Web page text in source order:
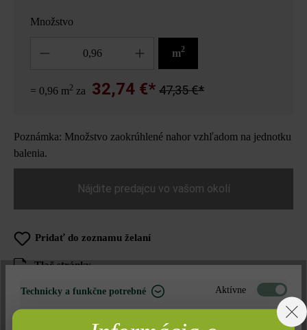
Množstvo
m2
= 0,96 m2 za 32,74 €* 47,35 €*
Poznámka: Množstvo zaokrúhlené nahor vzhľadom na jednotku
balenia.
Nájdite predajcu vo vašom okolí
Pridať do zoznamu želaní
Tlač stránky
Číslo produktu: 21520
Technicky a funkčne potrebné Aktívne